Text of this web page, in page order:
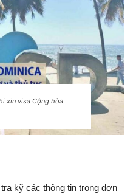
xin visa Cộng hòa
kỹ các thông tin trong đơn